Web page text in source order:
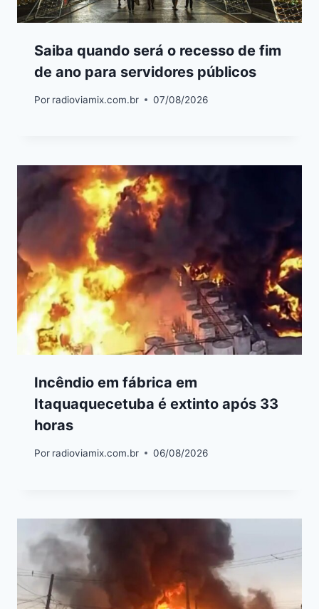
Saiba quando será o recesso de fim
de ano para servidores públicos
Por radioviamix.com.br 07/08/2026
Incêndio em fábrica em
Itaquaquecetuba é extinto após 33
horas
Por radioviamix.com.br 06/08/2026